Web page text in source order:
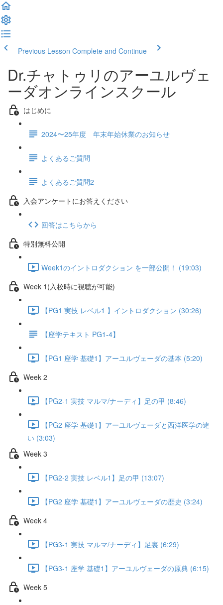
Previous Lesson Complete and Continue
Dr.チャトゥリのアーユルヴェ
ーダオンラインスクール
はじめに
2024〜25年度 年末年始休業のお知らせ
よくあるご質問
よくあるご質問2
入会アンケートにお答えください
回答はこちらから
特別無料公開
Week1のイントロダクション を一部公開！ (19:03)
Week 1(入校時に視聴が可能)
【PG1 実技 レベル1 】イントロダクション (30:26)
【座学テキスト PG1-4】
【PG1 座学 基礎1】アーユルヴェーダの基本 (5:20)
Week 2
【PG2-1 実技 マルマ/ナーディ】足の甲 (8:46)
【PG2 座学 基礎1】アーユルヴェーダと西洋医学の違
い (3:03)
Week 3
【PG2-2 実技 レベル1】足の甲 (13:07)
【PG2 座学 基礎1】アーユルヴェーダの歴史 (3:24)
Week 4
【PG3-1 実技 マルマ/ナーディ】足裏 (6:29)
【PG3-1 座学 基礎1】アーユルヴェーダの原典 (6:15)
Week 5